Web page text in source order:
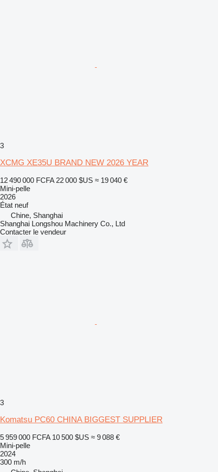
3
XCMG XE35U BRAND NEW 2026 YEAR
12 490 000 FCFA 22 000 $US ≈ 19 040 €
Mini-pelle
2026
État neuf
Chine, Shanghai
Shanghai Longshou Machinery Co., Ltd
Contacter le vendeur
3
Komatsu PC60 CHINA BIGGEST SUPPLIER
5 959 000 FCFA 10 500 $US ≈ 9 088 €
Mini-pelle
2024
300 m/h